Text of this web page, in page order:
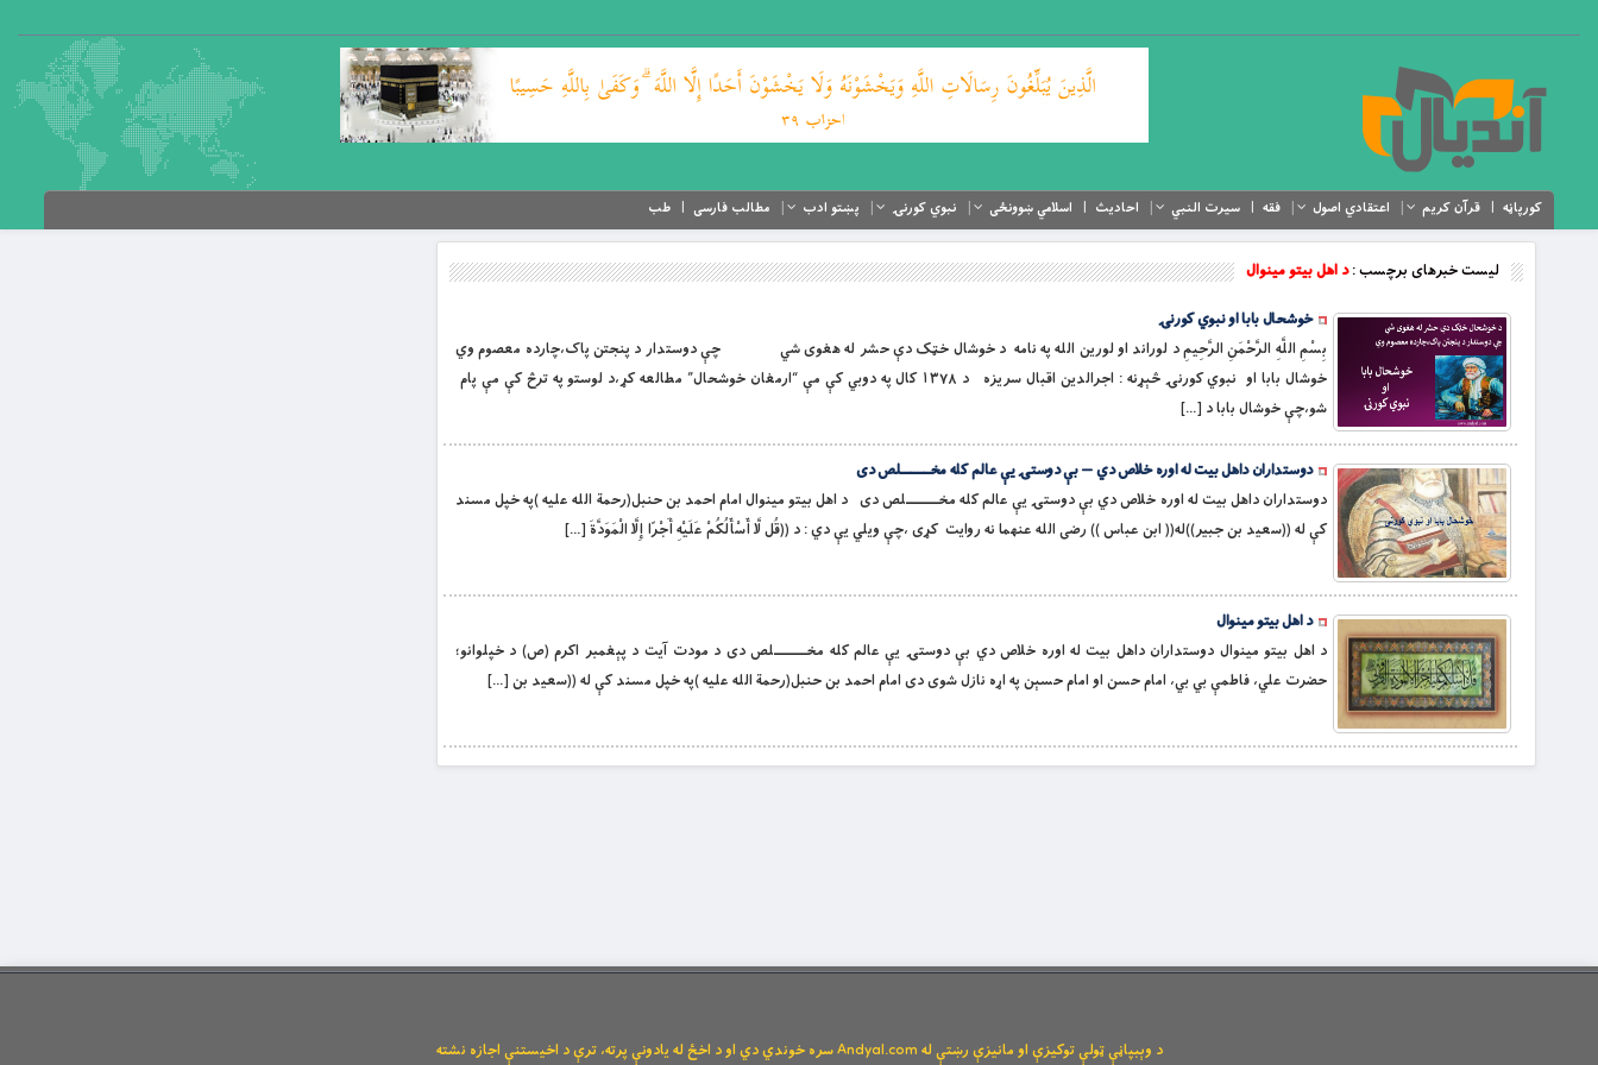
کورپاڼه قرآن کریم اعتقادي اصول فقه سیرت النبي احادیث اسلامي ښوونځی نبوي کورنۍ پښتو ادب مطالب فارسی طب
لیست خبرهای برچسب :د اهل بيتو مینوال
خوشحال بابا او نبوي کورنۍ
بِسْمِ اللَّهِ الرَّحْمَنِ الرَّحِيمِ د لوراند او لورین الله په نامه د خوشال خټک دې حشر له هغوی شي چې دوستدار د پنجتن پاک،چارده معصوم وي
خوشال بابا او نبوي کورنۍ څېړنه : اجرالدین اقبال سریزه د ١٣٧٨ کال په دوبي کې مې “ارمغان خوشحال” مطالعه کړ،د لوستو په ترڅ کې مې پام
شو،چې خوشال بابا د […]
دوستداران داهل بيت له اوره خلاص دي — بې دوستۍ يې عالم کله مخـــــــــلص دى
دوستداران داهل بيت له اوره خلاص دي بې دوستۍ يې عالم کله مخـــــــــلص دى د اهل بيتو مینوال امام احمد بن حنبل(رحمة الله عليه )په خپل مسند
کې له ((سعيد بن جبير))له(( ابن عباس )) رضى الله عنهما نه روايت کړى ،چې ويلي يې دي : د ((قُل لَّا أَسْأَلُكُمْ عَلَيْهِ أَجْرًا إِلَّا الْمَوَدَّةَ […]
د اهل بيتو مینوال
د اهل بيتو مینوال دوستداران داهل بيت له اوره خلاص دي بې دوستۍ يې عالم کله مخـــــــــلص دى د مودت آيت د پېغمبر اکرم (ص) د خپلوانو؛
حضرت علي، فاطمې بي بي، امام حسن او امام حسېن په اړه نازل شوى دى امام احمد بن حنبل(رحمة الله عليه )په خپل مسند کې له ((سعيد بن […]
د وېبپاڼې ټولې توکیزې او مانیزې رښتې له Andyal.com سره خوندي دي او د اخځ له یادونې پرته، ترې د اخیستنې اجازه نشته